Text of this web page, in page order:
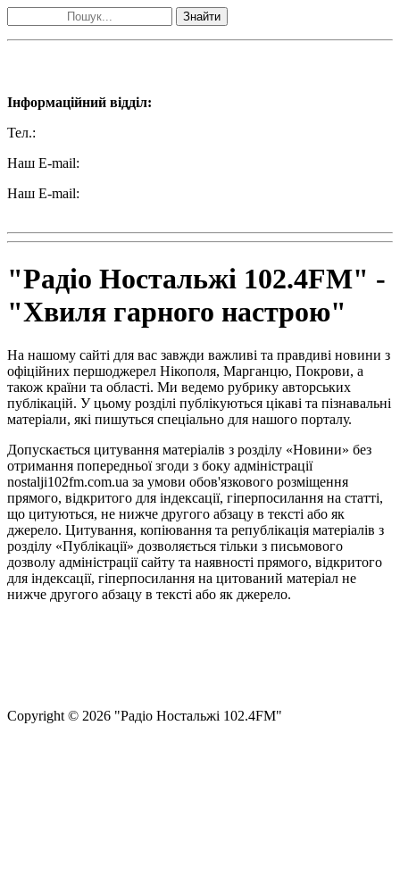
Знайти
Інформаційний відділ:
Тел.:
Наш E-mail:
Наш E-mail:
"Радіо Ностальжі 102.4FM" -
"Хвиля гарного настрою"
На нашому сайті для вас завжди важливі та правдиві новини з
офіційних першоджерел Нікополя, Марганцю, Покрови, а
також країни та області. Ми ведемо рубрику авторських
публікацій. У цьому розділі публікуються цікаві та пізнавальні
матеріали, які пишуться спеціально для нашого порталу.
Допускається цитування матеріалів з розділу «Новини» без
отримання попередньої згоди з боку адміністрації
nostalji102fm.com.ua за умови обов'язкового розміщення
прямого, відкритого для індексації, гіперпосилання на статті,
що цитуються, не нижче другого абзацу в тексті або як
джерело. Цитування, копіювання та републікація матеріалів з
розділу «Публікації» дозволяється тільки з письмового
дозволу адміністрації сайту та наявності прямого, відкритого
для індексації, гіперпосилання на цитований матеріал не
нижче другого абзацу в тексті або як джерело.
Сopyright © 2026 "Радіо Ностальжі 102.4FM"